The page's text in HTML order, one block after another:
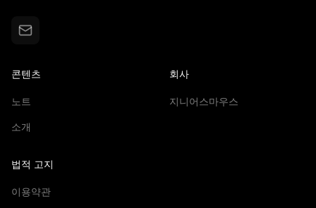
콘텐츠
노트
소개
회사
지니어스마우스
법적 고지
이용약관